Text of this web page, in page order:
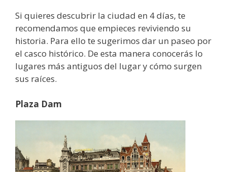
Si quieres descubrir la ciudad en 4 días, te
recomendamos que empieces reviviendo su
historia. Para ello te sugerimos dar un paseo por
el casco histórico. De esta manera conocerás lo
lugares más antiguos del lugar y cómo surgen
sus raíces.
Plaza Dam